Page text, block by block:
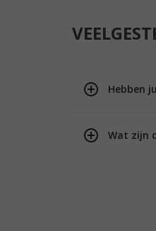
Hebben
Wat zijn